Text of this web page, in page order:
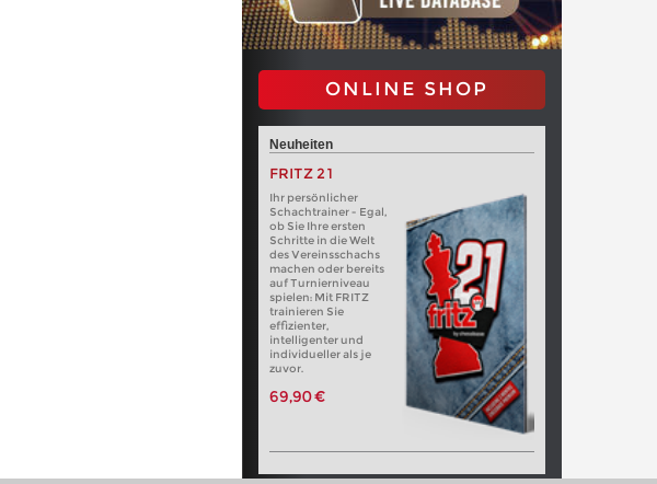
ONLINE SHOP
Neuheiten
FRITZ 21
Ihr persönlicher
Schachtrainer - Egal,
ob Sie Ihre ersten
Schritte in die Welt
des Vereinsschachs
machen oder bereits
auf Turnierniveau
spielen: Mit FRITZ
trainieren Sie
effizienter,
intelligenter und
individueller als je
zuvor.
69,90 €